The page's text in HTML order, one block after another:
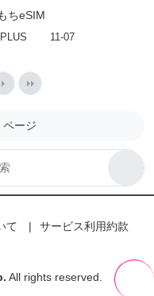
ちeSIM
11-07
ージ
て サービス利用約款
All rights reserved.